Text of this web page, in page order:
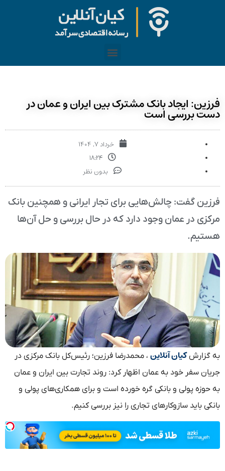
فرزین: ایجاد بانک مشترک بین ایران و عمان در
دست بررسی است
خرداد ۷, ۱۴۰۴
۱۸:۲۴
بدون نظر
فرزین گفت: چالش‌هایی برای تجار ایرانی و همچنین بانک
مرکزی در عمان وجود دارد که در حال بررسی و حل آن‌ها
هستیم.
به گزارشکیان آنلاین ، محمدرضا فرزین؛ رئیس‌کل بانک مرکزی در
جریان سفر خود به عمان اظهار کرد: روند تجارت بین ایران و عمان
به حوزه پولی و بانکی گره خورده است و برای همکاری‌های پولی و
بانکی باید سازوکار‌های تجاری را نیز بررسی کنیم.